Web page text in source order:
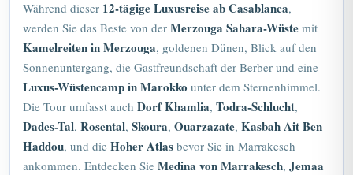
Während dieser 12-tägige Luxusreise ab Casablanca,
werden Sie das Beste von der Merzouga Sahara-Wüste mit
Kamelreiten in Merzouga, goldenen Dünen, Blick auf den
Sonnenuntergang, die Gastfreundschaft der Berber und eine
Luxus-Wüstencamp in Marokko unter dem Sternenhimmel.
Die Tour umfasst auch Dorf Khamlia, Todra-Schlucht,
Dades-Tal, Rosental, Skoura, Ouarzazate, Kasbah Ait Ben
Haddou, und die Hoher Atlas bevor Sie in Marrakesch
ankommen. Entdecken Sie Medina von Marrakesch, Jemaa